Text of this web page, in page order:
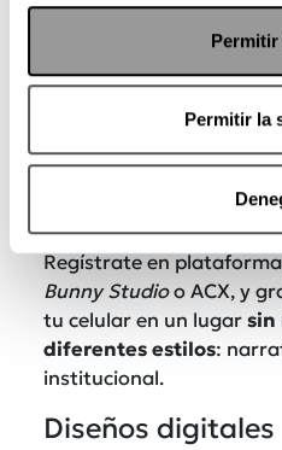
Permitir
Permitir la
, y acércate a
ofrecerles un lote para
¿Cómo
sacrificar
Regístrate en
Bunny Studioo ACX, y
tu celular en un lugar sin
diferentes estilos:
institucional.
Diseños digitales